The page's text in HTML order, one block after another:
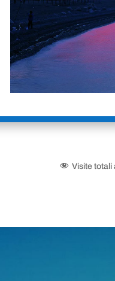
Visite totali